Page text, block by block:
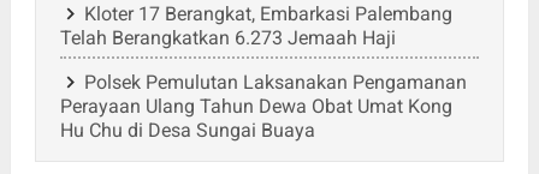
Kloter 17 Berangkat, Embarkasi Palembang
Telah Berangkatkan 6.273 Jemaah Haji
Polsek Pemulutan Laksanakan Pengamanan
Perayaan Ulang Tahun Dewa Obat Umat Kong
Hu Chu di Desa Sungai Buaya